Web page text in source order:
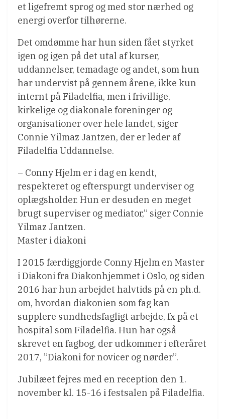
et ligefremt sprog og med stor nærhed og
energi overfor tilhørerne.
Det omdømme har hun siden fået styrket
igen og igen på det utal af kurser,
uddannelser, temadage og andet, som hun
har undervist på gennem årene, ikke kun
internt på Filadelfia, men i frivillige,
kirkelige og diakonale foreninger og
organisationer over hele landet, siger
Connie Yilmaz Jantzen, der er leder af
Filadelfia Uddannelse.
– Conny Hjelm er i dag en kendt,
respekteret og efterspurgt underviser og
oplægsholder. Hun er desuden en meget
brugt superviser og mediator,” siger Connie
Yilmaz Jantzen.
Master i diakoni
I 2015 færdiggjorde Conny Hjelm en Master
i Diakoni fra Diakonhjemmet i Oslo, og siden
2016 har hun arbejdet halvtids på en ph.d.
om, hvordan diakonien som fag kan
supplere sundhedsfagligt arbejde, fx på et
hospital som Filadelfia. Hun har også
skrevet en fagbog, der udkommer i efteråret
2017, ”Diakoni for novicer og nørder”.
Jubilæet fejres med en reception den 1.
november kl. 15-16 i festsalen på Filadelfia.